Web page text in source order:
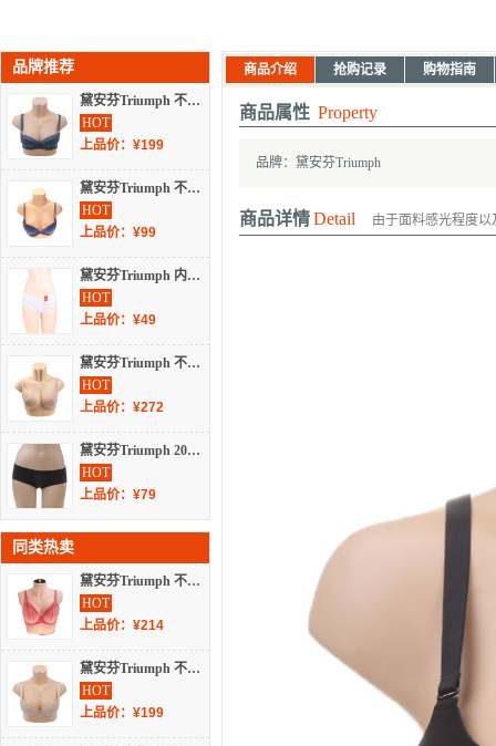
品牌推荐
黛安芬Triumph 不分季节 内衣 女士内衣 少女文胸 16-8256
HOT
上品价：¥199
黛安芬Triumph 不分季节 内衣 女士内衣 蕾丝文胸 E003004
HOT
上品价：¥99
黛安芬Triumph 内衣 不分季节 内裤 H87-314
HOT
上品价：¥49
黛安芬Triumph 不分季节 内衣 女士内衣 蕾丝文胸 H29-017EP
HOT
上品价：¥272
黛安芬Triumph 2022 不分季节 内衣 女士内衣 内裤 87-1438
HOT
上品价：¥79
同类热卖
黛安芬Triumph 不分季节 内衣/睡衣/基础打底/袜子 文胸/套装 文胸 H29-017
HOT
上品价：¥214
黛安芬Triumph 不分季节 内衣 女士内衣 蕾丝文胸 16-8296
HOT
上品价：¥199
商品介绍 抢购记录 购物指南
商品属性 Property
品牌：黛安芬Triumph
商品详情Detail 由于面料感光程度